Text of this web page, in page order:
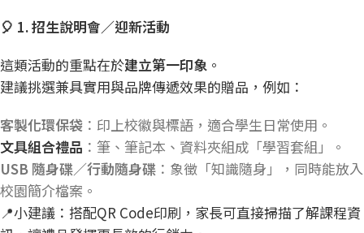
🎈 1.招生說明會／迎新活動
這類活動的重點在於建立第一印象 。
建議挑選兼具實用與品牌傳遞效果的贈品，例如：
客製化環保袋 ：印上校徽與標語，適合學生日常使用。
文具組合禮品 ：筆、筆記本、資料夾組成「學習套組」。
USB 隨身碟／行動隨身碟 ：象徵「知識隨身」，同時能放入
校園簡介檔案。
📍小建議：搭配QR Code印刷，家長可直接掃描了解課程資